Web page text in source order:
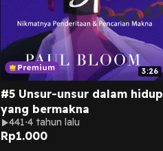
3:26
#5 Unsur-unsur dalam hidup
yang bermakna
441 4 tahun lalu
Rp1.000